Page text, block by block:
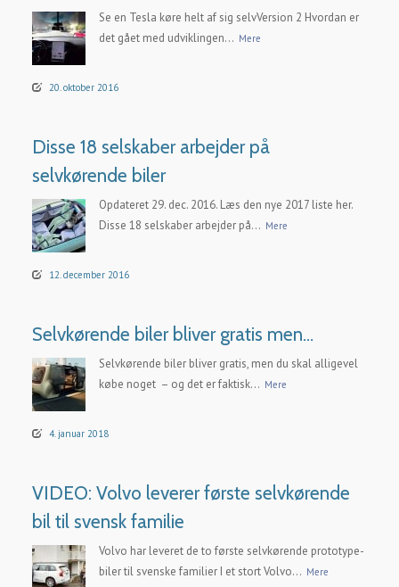
Se en Tesla køre helt af sig selvVersion 2 Hvordan er
det gået med udviklingen... Mere
20. oktober 2016
Disse 18 selskaber arbejder på
selvkørende biler
Opdateret 29. dec. 2016. Læs den nye 2017 liste her.
Disse 18 selskaber arbejder på... Mere
12. december 2016
Selvkørende biler bliver gratis men…
Selvkørende biler bliver gratis, men du skal alligevel
købe noget – og det er faktisk... Mere
4. januar 2018
VIDEO: Volvo leverer første selvkørende
bil til svensk familie
Volvo har leveret de to første selvkørende prototype-
biler til svenske familier I et stort Volvo... Mere